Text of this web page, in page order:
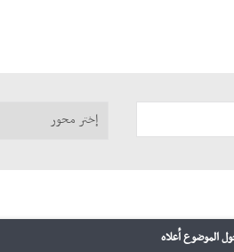
الموضوع أعلاه